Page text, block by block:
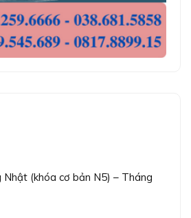
Nhật (khóa cơ bản N5) – Tháng